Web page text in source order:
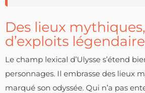
Des lieux
d’exploits
Le champ lexical d’Ulysse s’étend
personnages. Il embrasse des lieux
marqué son odyssée. Qui n’a pas